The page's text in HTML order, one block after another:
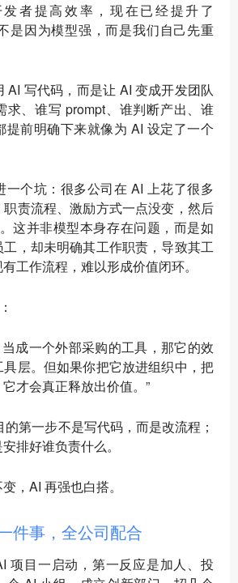
者提高效率，现在已经提升了
是因为模型强，而是我们自己先重
AI 写代码，而是让 AI 变成开发团队
求、谁写 prompt、谁判断产出、谁
提前明确下来就像为 AI 设定了一个
一个坑：很多公司在 AI 上花了很多
责流程、激励方式一点没变，然后
这并非模型本身存在问题，而是如
，却未明确其工作职责，导致其工
工作流程，难以形成价值闭环。
成一个外部采购的工具，那它的效
层。但如果你把它放进组织中，把
才会真正释放出价值。”
第一步不是写代码，而是改流程；
排好谁负责什么。
，AI 再强也白搭。
件事，全公司配合
项目一启动，第一反应是加人、投